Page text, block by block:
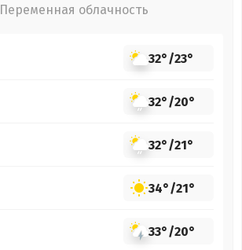
Переменная облачность
32°/23°
32°/20°
32°/21°
34°/21°
33°/20°